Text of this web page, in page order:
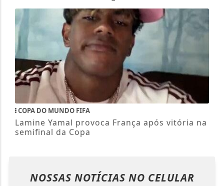
COPA DO MUNDO FIFA
Lamine Yamal provoca França após vitória na
semifinal da Copa
NOSSAS NOTÍCIAS NO CELULAR